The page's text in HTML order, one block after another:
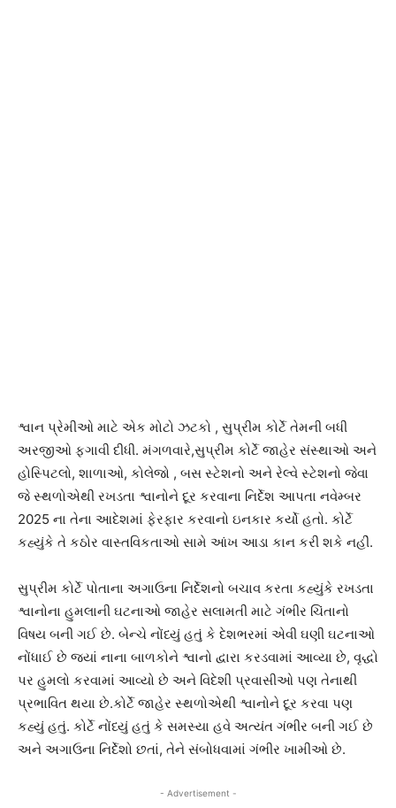
શ્વાન પ્રેમીઓ માટે એક મોટો ઝટકો , સુપ્રીમ કોર્ટે તેમની બધી
અરજીઓ ફગાવી દીધી. મંગળવારે,સુપ્રીમ કોર્ટે જાહેર સંસ્થાઓ અને
હોસ્પિટલો, શાળાઓ, કોલેજો , બસ સ્ટેશનો અને રેલ્વે સ્ટેશનો જેવા
જે સ્થળોએથી રખડતા શ્વાનોને દૂર કરવાના નિર્દેશ આપતા નવેમ્બર
2025 ના તેના આદેશમાં ફેરફાર કરવાનો ઇનકાર કર્યો હતો. કોર્ટે
કહ્યુંકે તે કઠોર વાસ્તવિકતાઓ સામે આંખ આડા કાન કરી શકે નહીં.
સુપ્રીમ કોર્ટે પોતાના અગાઉના નિર્દેશનો બચાવ કરતા કહ્યુંકે રખડતા
શ્વાનોના હુમલાની ઘટનાઓ જાહેર સલામતી માટે ગંભીર ચિંતાનો
વિષય બની ગઈ છે. બેન્ચે નોંધ્યું હતું કે દેશભરમાં એવી ઘણી ઘટનાઓ
નોંધાઈ છે જ્યાં નાના બાળકોને શ્વાનો દ્વારા કરડવામાં આવ્યા છે, વૃદ્ધો
પર હુમલો કરવામાં આવ્યો છે અને વિદેશી પ્રવાસીઓ પણ તેનાથી
પ્રભાવિત થયા છે.કોર્ટે જાહેર સ્થળોએથી શ્વાનોને દૂર કરવા પણ
કહ્યું હતું. કોર્ટે નોંધ્યું હતું કે સમસ્યા હવે અત્યંત ગંભીર બની ગઈ છે
અને અગાઉના નિર્દેશો છતાં, તેને સંબોધવામાં ગંભીર ખામીઓ છે.
- Advertisement -